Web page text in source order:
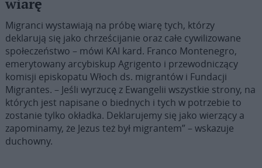
wiarę
Migranci wystawiają na próbę wiarę tych, którzy
deklarują się jako chrześcijanie oraz całe cywilizowane
społeczeństwo – mówi KAI kard. Franco Montenegro,
emerytowany arcybiskup Agrigento i przewodniczący
komisji episkopatu Włoch ds. migrantów i Fundacji
Migrantes. – Jeśli wyrzucę z Ewangelii wszystkie strony, na
których jest napisane o biednych i tych w potrzebie to
zostanie tylko okładka. Deklarujemy się jako wierzący a
zapominamy, że Jezus też był migrantem” – wskazuje
duchowny.